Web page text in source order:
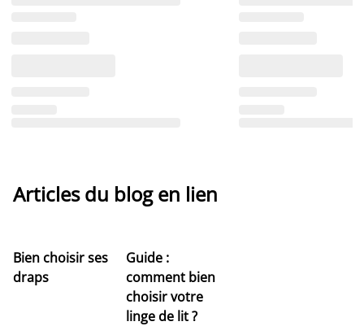
Articles du blog en lien
Bien choisir ses
draps
Guide :
comment bien
choisir votre
linge de lit ?